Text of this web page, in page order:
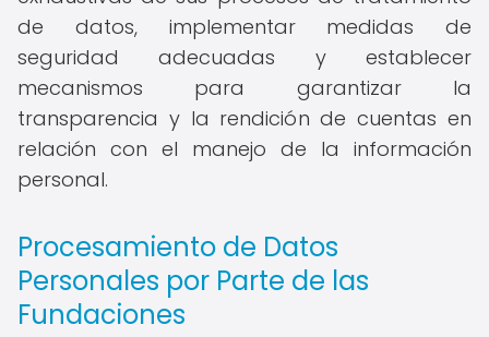
de datos, implementar medidas de
seguridad adecuadas y establecer
mecanismos para garantizar la
transparencia y la rendición de cuentas en
relación con el manejo de la información
personal.
Procesamiento de Datos
Personales por Parte de las
Fundaciones